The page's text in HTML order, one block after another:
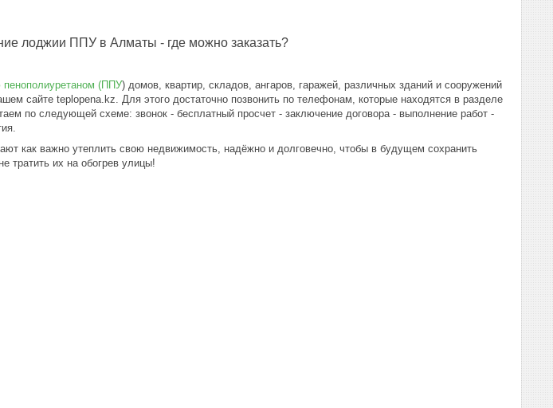
лоджии ППУ в Алматы - где можно заказать?
пенополиуретаном (ППУ) домов, квартир, складов, ангаров, гаражей, различных зданий и сооружений
сайте teplopena.kz. Для этого достаточно позвонить по телефонам, которые находятся в разделе
по следующей схеме: звонок - бесплатный просчет - заключение договора - выполнение работ -
как важно утеплить свою недвижимость, надёжно и долговечно, чтобы в будущем сохранить
тратить их на обогрев улицы!